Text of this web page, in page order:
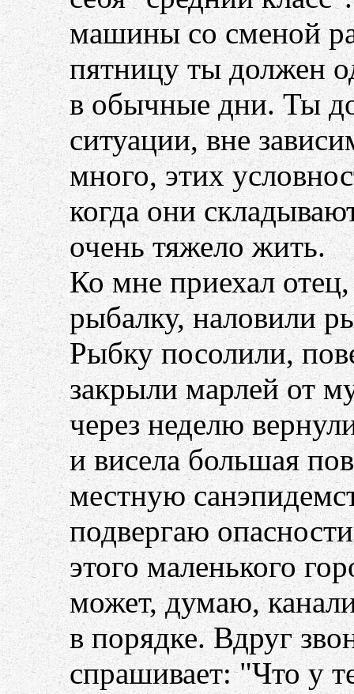
машины со сменой
пятницу ты должен
в обычные дни. Ты
ситуации, вне
много, этих
когда они
очень тяжело жить.
Ко мне приехал
рыбалку, наловили
Рыбку посолили,
закрыли марлей от
через неделю
и висела большая
местную
подвергаю
этого маленького
может, думаю,
в порядке. Вдруг
спрашивает: "Что у